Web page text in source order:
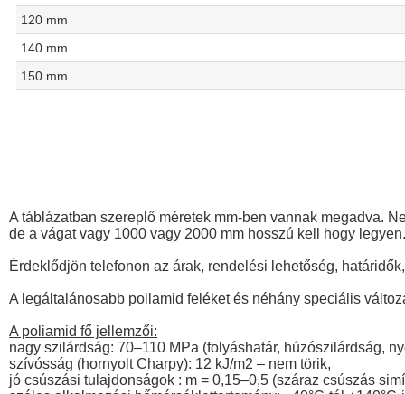
120 mm
140 mm
150 mm
A táblázatban szereplő méretek mm-ben vannak megadva.
de a vágat vagy 1000 vagy 2000 mm hosszú kell hogy legyen.
Érdeklődjön telefonon az árak, rendelési lehetőség,
A legáltalánosabb poilamid feléket és néhány speciális
A poliamid fő jellemzői:
nagy szilárdság: 70–110 MPa (folyáshatár, húzószilárdság,
szívósság (hornyolt Charpy): 12 kJ/m2 – nem törik,
jó csúszási tulajdonságok : m = 0,15–0,5 (száraz csúszás